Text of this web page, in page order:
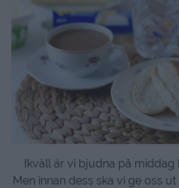
Ikväll är vi bjudna på
Men innan dess ska vi ge oss